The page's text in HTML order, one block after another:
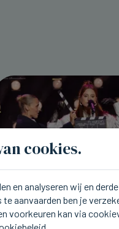
BLANKENBERGE
cookies.
en analyseren wij en
aanvaarden ben je
voorkeuren kan via